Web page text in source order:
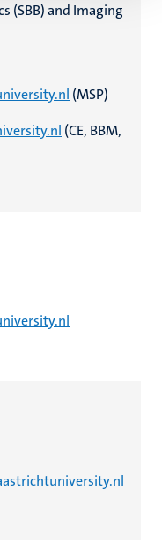
(SBB) and Imaging
(MSP)
(CE, BBM,